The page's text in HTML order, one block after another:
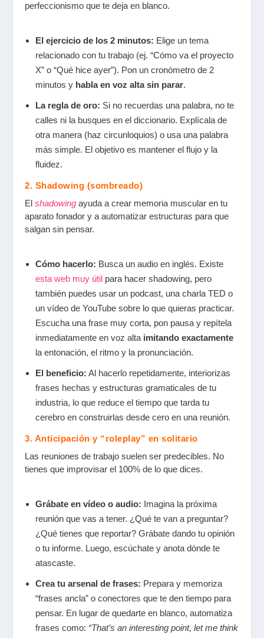
perfeccionismo que te deja en blanco.
El ejercicio de los 2 minutos: Elige un tema
relacionado con tu trabajo (ej. “Cómo va el proyecto
X” o “Qué hice ayer”). Pon un cronómetro de 2
minutos y habla en voz alta sin parar.
La regla de oro: Si no recuerdas una palabra, no te
calles ni la busques en el diccionario. Explícala de
otra manera (haz circunloquios) o usa una palabra
más simple. El objetivo es mantener el flujo y la
fluidez.
2. Shadowing (sombreado)
Elshadowing ayuda a crear memoria muscular en tu
aparato fonador y a automatizar estructuras para que
salgan sin pensar.
Cómo hacerlo: Busca un audio en inglés. Existe
esta web muy útilpara hacer shadowing, pero
también puedes usar un podcast, una charla TED o
un vídeo de YouTube sobre lo que quieras practicar.
Escucha una frase muy corta, pon pausa y repítela
inmediatamente en voz alta imitando exactamente
la entonación, el ritmo y la pronunciación.
El beneficio: Al hacerlo repetidamente, interiorizas
frases hechas y estructuras gramaticales de tu
industria, lo que reduce el tiempo que tarda tu
cerebro en construirlas desde cero en una reunión.
3. Anticipación y “roleplay” en solitario
Las reuniones de trabajo suelen ser predecibles. No
tienes que improvisar el 100% de lo que dices.
Grábate en vídeo o audio: Imagina la próxima
reunión que vas a tener. ¿Qué te van a preguntar?
¿Qué tienes que reportar? Grábate dando tu opinión
o tu informe. Luego, escúchate y anota dónde te
atascaste.
Crea tu arsenal de frases: Prepara y memoriza
“frases ancla” o conectores que te den tiempo para
pensar. En lugar de quedarte en blanco, automatiza
frases como: “That’s an interesting point, let me think